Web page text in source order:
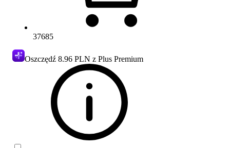
37685
Oszczędź 8.96 PLN z Plus Premium